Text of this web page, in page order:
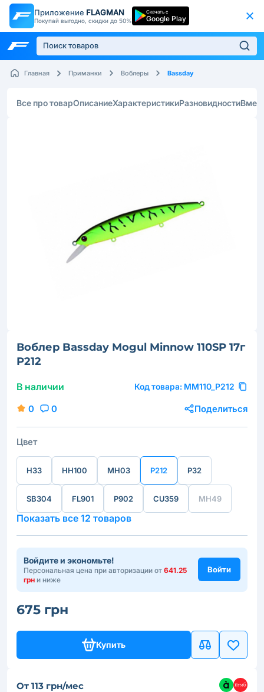
Приложение FLAGMAN
Покупай выгодно, скидки до 50%
Скачать с
Google Play
Главная Приманки Воблеры Bassday
Все про товарОписаниеХарактеристикиРазновидности
Воблер Bassday Mogul Minnow 110SP 17г
P212
В наличии Код товара: MM110_P212
0 0 Поделиться
Цвет
H33 HH100 MH03 P212 P32
SB304 FL901 P902 CU359 MH49
Показать все 12 товаров
Войдите и экономьте!
Персональная цена при авторизации от 641.25
грн и ниже
Войти
675 грн
Купить
От 113 грн/мес